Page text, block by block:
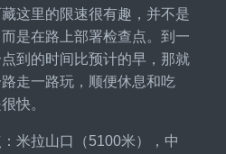
这里的限速很有趣，并不是
是在路上部署检查点。到一
到的时间比预计的早，那就
走一路玩，顺便休息和吃
快。
米拉山口（5100米），中